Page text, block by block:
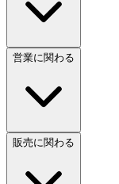
営業に関わる
販売に関わる